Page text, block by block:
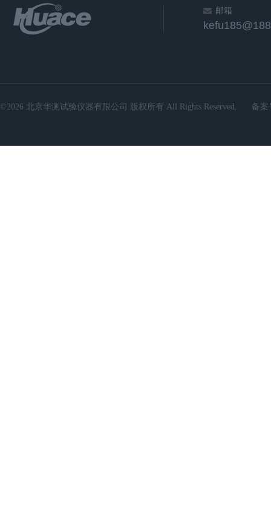
邮箱
©2026 北京华测试验仪器有限公司 版权所有 All Rights Reserved. 备案